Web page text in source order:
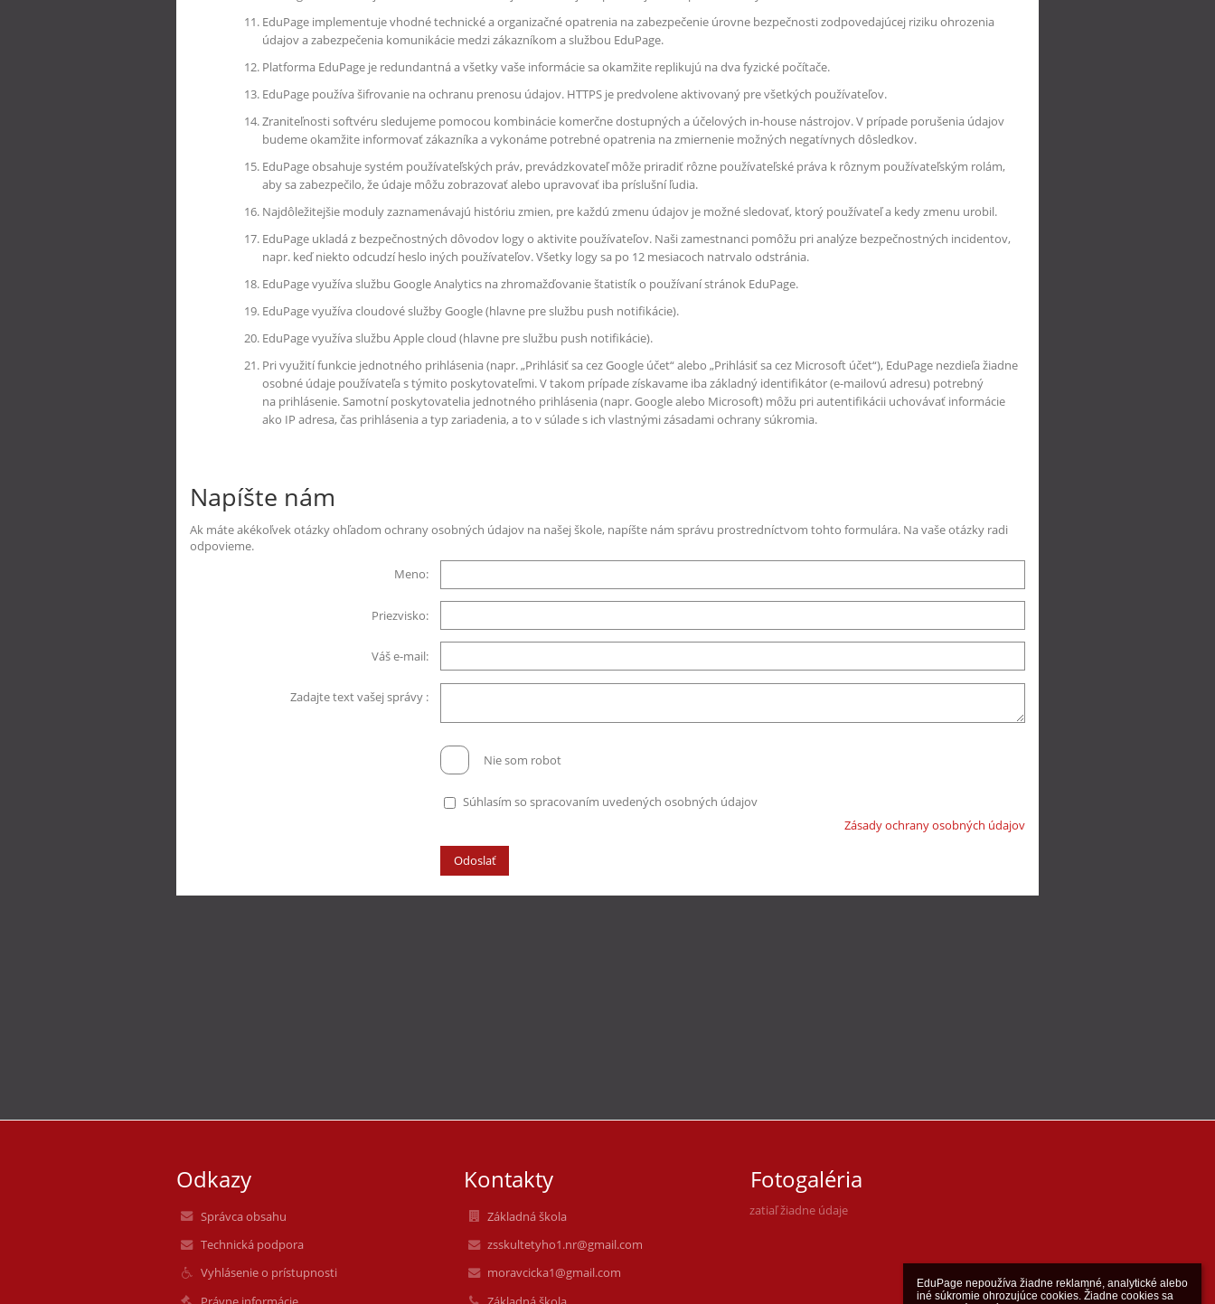
EduPage nepoužíva žiadne reklamné, analytické alebo
iné súkromie ohrozujúce cookies. Žiadne cookies sa
EduPage implementuje vhodné technické a organizačné opatrenia na zabezpečenie úrovne bezpečnosti zodpovedajúcej riziku ohrozenia
údajov a zabezpečenia komunikácie medzi zákazníkom a službou EduPage.
Platforma EduPage je redundantná a všetky vaše informácie sa okamžite replikujú na dva fyzické počítače.
EduPage používa šifrovanie na ochranu prenosu údajov. HTTPS je predvolene aktivovaný pre všetkých používateľov.
Zraniteľnosti softvéru sledujeme pomocou kombinácie komerčne dostupných a účelových in-house nástrojov. V prípade porušenia údajov
budeme okamžite informovať zákazníka a vykonáme potrebné opatrenia na zmiernenie možných negatívnych dôsledkov.
EduPage obsahuje systém používateľských práv, prevádzkovateľ môže priradiť rôzne používateľské práva k rôznym používateľským rolám,
aby sa zabezpečilo, že údaje môžu zobrazovať alebo upravovať iba príslušní ľudia.
Najdôležitejšie moduly zaznamenávajú históriu zmien, pre každú zmenu údajov je možné sledovať, ktorý používateľ a kedy zmenu urobil.
EduPage ukladá z bezpečnostných dôvodov logy o aktivite používateľov. Naši zamestnanci pomôžu pri analýze bezpečnostných incidentov,
napr. keď niekto odcudzí heslo iných používateľov. Všetky logy sa po 12 mesiacoch natrvalo odstránia.
EduPage využíva službu Google Analytics na zhromažďovanie štatistík o používaní stránok EduPage.
EduPage využíva cloudové služby Google (hlavne pre službu push notifikácie).
EduPage využíva službu Apple cloud (hlavne pre službu push notifikácie).
Pri využití funkcie jednotného prihlásenia (napr. „Prihlásiť sa cez Google účet“ alebo „Prihlásiť sa cez Microsoft účet“), EduPage nezdieľa žiadne
osobné údaje používateľa s týmito poskytovateľmi. V takom prípade získavame iba základný identifikátor (e-mailovú adresu) potrebný
na prihlásenie. Samotní poskytovatelia jednotného prihlásenia (napr. Google alebo Microsoft) môžu pri autentifikácii uchovávať informácie
ako IP adresa, čas prihlásenia a typ zariadenia, a to v súlade s ich vlastnými zásadami ochrany súkromia.
Napíšte nám
Ak máte akékoľvek otázky ohľadom ochrany osobných údajov na našej škole, napíšte nám správu prostredníctvom tohto formulára. Na vaše otázky radi
odpovieme.
Meno:
Priezvisko:
Váš e-mail:
Zadajte text vašej správy :
Nie som robot
Súhlasím so spracovaním uvedených osobných údajov
Zásady ochrany osobných údajov
Odkazy
Správca obsahu
Technická podpora
Vyhlásenie o prístupnosti
Kontakty
Základná škola
zsskultetyho1.nr@gmail.com
moravcicka1@gmail.com
Fotogaléria
zatiaľ žiadne údaje